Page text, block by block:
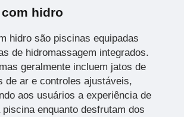
hidro
hidro são piscinas equipadas
de hidromassagem integrados.
geralmente incluem jatos de
de ar e controles ajustáveis,
aos usuários a experiência de
enquanto desfrutam dos